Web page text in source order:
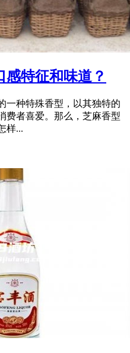
特征和味道？
一种特殊香型，以其独特的
费者喜爱。那么，芝麻香型
样...